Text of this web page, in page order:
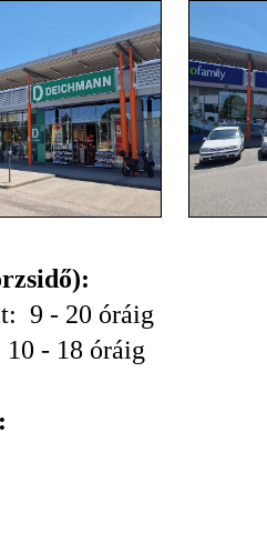
9 - 20 óráig
- 18 óráig